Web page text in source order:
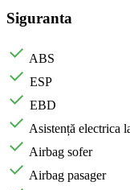
Siguranta
ABS
ESP
EBD
Asistență electrica
Airbag sofer
Airbag pasager